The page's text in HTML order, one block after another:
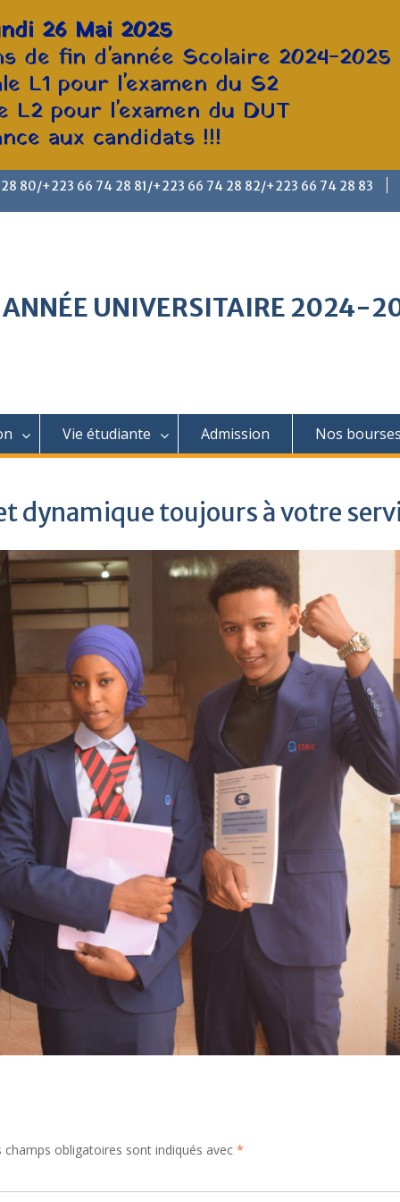
80/+223 66 74 28 81/+223 66 74 28 82/+223 66 74 28 83
ANNÉE UNIVERSITAIRE 2024-
Vie étudiante Admission Nos
dynamique toujours à votre
obligatoires sont indiqués avec *
26 Mai 2025
de fin d'année Scolaire 2024-2025
L1 pour l'examen du S2
L2 pour l'examen du DUT
aux candidats !!!